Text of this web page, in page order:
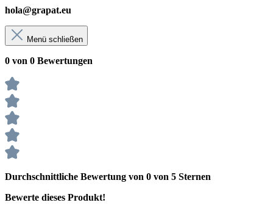
hola@grapat.eu
Menü schließen
0 von 0 Bewertungen
Durchschnittliche Bewertung von 0 von 5 Sternen
Bewerte dieses Produkt!